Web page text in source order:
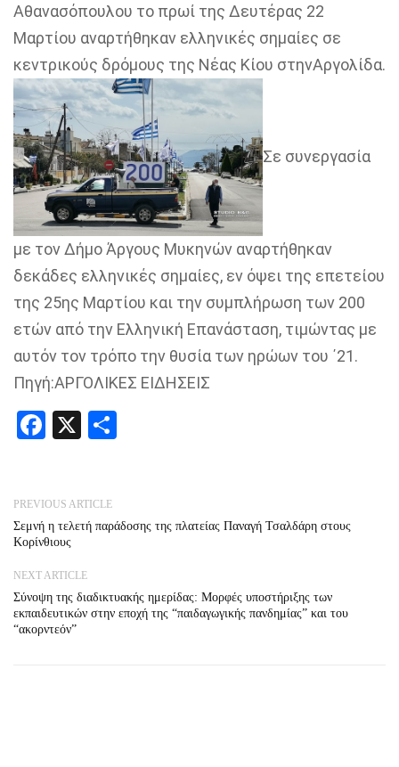
Αθανασόπουλου το πρωί της Δευτέρας 22
Μαρτίου αναρτήθηκαν ελληνικές σημαίες σε
κεντρικούς δρόμους της Νέας Κίου στηνΑργολίδα.
Σε συνεργασία
με τον Δήμο Άργους Μυκηνών αναρτήθηκαν
δεκάδες ελληνικές σημαίες, εν όψει της επετείου
της 25ης Μαρτίου και την συμπλήρωση των 200
ετών από την Ελληνική Επανάσταση, τιμώντας με
αυτόν τον τρόπο την θυσία των ηρώων του ΄21.
Πηγή:ΑΡΓΟΛΙΚΕΣ ΕΙΔΗΣΕΙΣ
Facebook
X
PREVIOUS ARTICLE
Σεμνή η τελετή παράδοσης της πλατείας Παναγή Τσαλδάρη στους
Κορίνθιους
NEXT ARTICLE
Σύνοψη της διαδικτυακής ημερίδας: Μορφές υποστήριξης των
εκπαιδευτικών στην εποχή της “παιδαγωγικής πανδημίας” και του
“ακορντεόν”